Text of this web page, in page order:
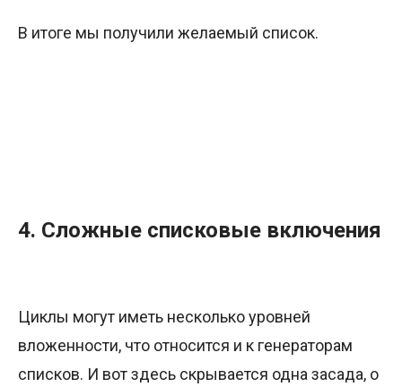
В итоге мы получили желаемый список.
4. Сложные списковые включения
Циклы могут иметь несколько уровней
вложенности, что относится и к генераторам
списков. И вот здесь скрывается одна засада, о